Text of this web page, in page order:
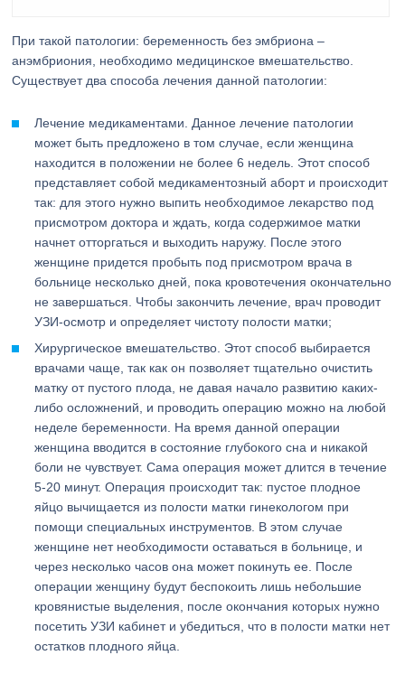
При такой патологии: беременность без эмбриона –
анэмбриония, необходимо медицинское вмешательство.
Существует два способа лечения данной патологии:
Лечение медикаментами. Данное лечение патологии
может быть предложено в том случае, если женщина
находится в положении не более 6 недель. Этот способ
представляет собой медикаментозный аборт и происходит
так: для этого нужно выпить необходимое лекарство под
присмотром доктора и ждать, когда содержимое матки
начнет отторгаться и выходить наружу. После этого
женщине придется пробыть под присмотром врача в
больнице несколько дней, пока кровотечения окончательно
не завершаться. Чтобы закончить лечение, врач проводит
УЗИ-осмотр и определяет чистоту полости матки;
Хирургическое вмешательство. Этот способ выбирается
врачами чаще, так как он позволяет тщательно очистить
матку от пустого плода, не давая начало развитию каких-
либо осложнений, и проводить операцию можно на любой
неделе беременности. На время данной операции
женщина вводится в состояние глубокого сна и никакой
боли не чувствует. Сама операция может длится в течение
5-20 минут. Операция происходит так: пустое плодное
яйцо вычищается из полости матки гинекологом при
помощи специальных инструментов. В этом случае
женщине нет необходимости оставаться в больнице, и
через несколько часов она может покинуть ее. После
операции женщину будут беспокоить лишь небольшие
кровянистые выделения, после окончания которых нужно
посетить УЗИ кабинет и убедиться, что в полости матки нет
остатков плодного яйца.